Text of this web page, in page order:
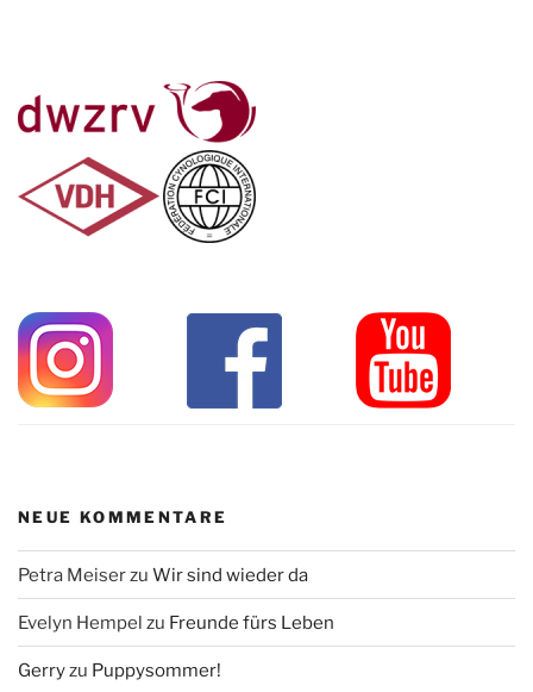
NEUE KOMMENTARE
Petra Meiserzu Wir sind wieder da
Evelyn Hempel zu Freunde fürs Leben
Gerryzu Puppysommer!